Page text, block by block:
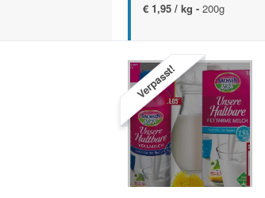
€ 1,95 / kg - 200g
Verpasst!